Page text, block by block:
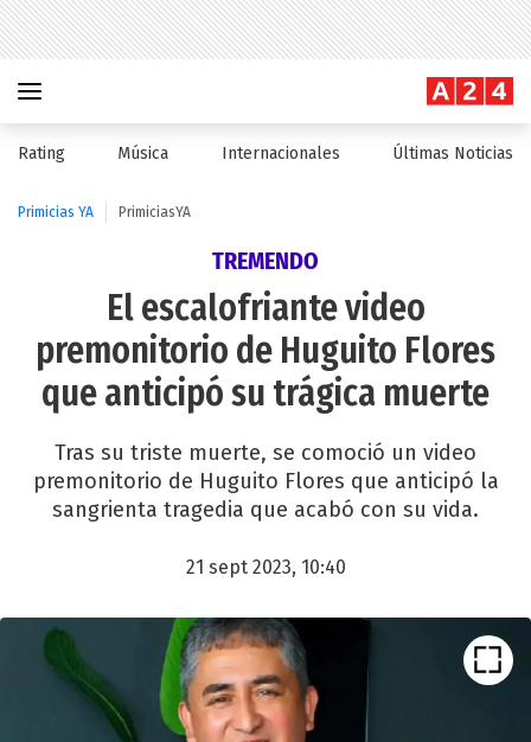
Rating Música Internacionales Últimas Noticias
Primicias YA PrimiciasYA
TREMENDO
El escalofriante video
premonitorio de Huguito Flores
que anticipó su trágica muerte
Tras su triste muerte, se comoció un video
premonitorio de Huguito Flores que anticipó la
sangrienta tragedia que acabó con su vida.
21 sept 2023, 10:40